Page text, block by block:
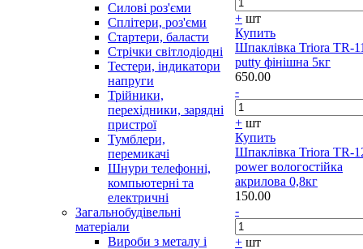
Силові роз'єми
Сплітери, роз'єми
Стартери, баласти
Стрічки світлодіодні
Тестери, індикатори
напруги
Трійники,
перехідники, зарядні
пристрої
Тумблери,
перемикачі
Шнури телефонні,
компьютерні та
електричні
Загальнобудівельні
матеріали
Вироби з металу і
+ шт
Купить
Шпаклівка Triora TR-
putty фінішна 5кг
650.00
-
+ шт
Купить
Шпаклівка Triora TR-
power вологостійка
акрилова 0,8кг
150.00
-
+ шт